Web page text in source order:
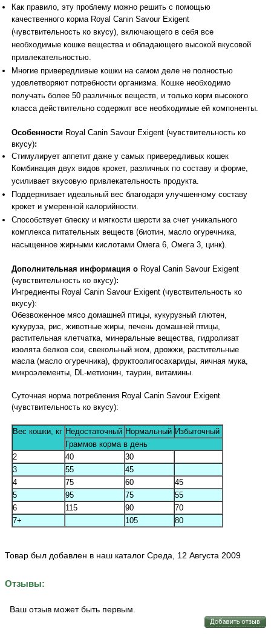
Как правило, эту проблему можно решить с помощью
качественного корма Royal Canin Savour Exigent
(чувствительность ко вкусу), включающего в себя все
необходимые кошке вещества и обладающего высокой вкусовой
привлекательностью.
Многие привередливые кошки на самом деле не полностью
удовлетворяют потребности организма. Кошке необходимо
получать более 50 различных веществ, и только корм высокого
класса действительно содержит все необходимые ей компоненты.
Особенности Royal Canin Savour Exigent (чувствительность ко
вкусу):
Стимулирует аппетит даже у самых привередливых кошек
Комбинация двух видов крокет, различных по составу и форме,
усиливает вкусовую привлекательность продукта.
Поддерживает идеальный вес благодаря улучшенному составу
крокет и умеренной калорийности.
Способствует блеску и мягкости шерсти за счет уникального
комплекса питательных веществ (биотин, масло огуречника,
насыщенное жирными кислотами Омега 6, Омега 3, цинк).
Дополнительная информация о Royal Canin Savour Exigent
(чувствительность ко вкусу):
Ингредиенты Royal Canin Savour Exigent (чувствительность ко
вкусу):
Обезвоженное мясо домашней птицы, кукурузный глютен,
кукуруза, рис, животные жиры, печень домашней птицы,
растительная клетчатка, минеральные вещества, гидролизат
изолята белков сои, свекольный жом, дрожжи, растительные
масла (масло огуречника), фруктоолигосахариды, яичная мука,
микроэлементы, DL-метионин, таурин, витамины.
Суточная норма потребления Royal Canin Savour Exigent
(чувствительность ко вкусу):
Вес кошки, кг Недостаточный Нормальный Избыточный
Граммов корма в день
2
40
30
3
55
45
4
75 60
45
5
95 75
55
6
115 90
70
7+
105 80
Товар был добавлен в наш каталог Среда, 12 Августа 2009
Отзывы:
Ваш отзыв может быть первым.